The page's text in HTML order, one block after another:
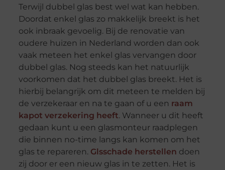
Terwijl dubbel glas best wel wat kan hebben.
Doordat enkel glas zo makkelijk breekt is het
ook inbraak gevoelig. Bij de renovatie van
oudere huizen in Nederland worden dan ook
vaak meteen het enkel glas vervangen door
dubbel glas. Nog steeds kan het natuurlijk
voorkomen dat het dubbel glas breekt. Het is
hierbij belangrijk om dit meteen te melden bij
de verzekeraar en na te gaan of u een raam
kapot verzekering heeft. Wanneer u dit heeft
gedaan kunt u een glasmonteur raadplegen
die binnen no-time langs kan komen om het
glas te repareren. Glsschade herstellen doen
zij door er een nieuw glas in te zetten. Het is